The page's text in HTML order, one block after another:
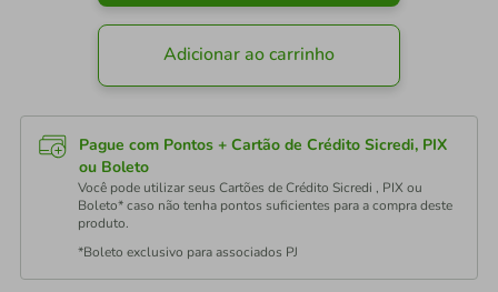
Adicionar ao carrinho
Pague com Pontos + Cartão de Crédito Sicredi, PIX
ou Boleto
Você pode utilizar seus Cartões de Crédito Sicredi , PIX ou
Boleto* caso não tenha pontos suficientes para a compra deste
produto.
*Boleto exclusivo para associados PJ